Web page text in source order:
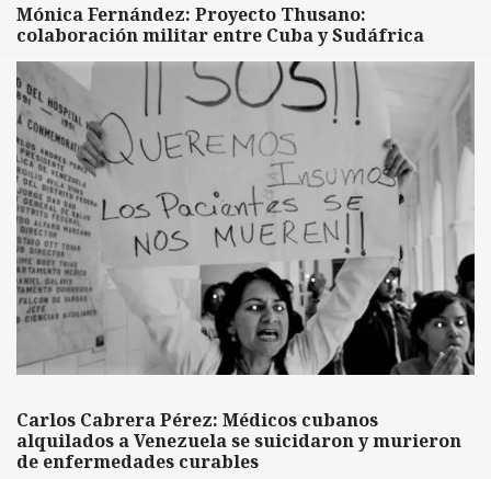
Mónica Fernández: Proyecto Thusano:
colaboración militar entre Cuba y Sudáfrica
Carlos Cabrera Pérez: Médicos cubanos
alquilados a Venezuela se suicidaron y murieron
de enfermedades curables